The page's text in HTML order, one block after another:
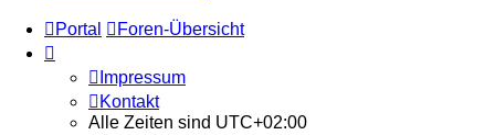
Portal Foren-Übersicht
Impressum
Kontakt
Alle Zeiten sind UTC+02:00